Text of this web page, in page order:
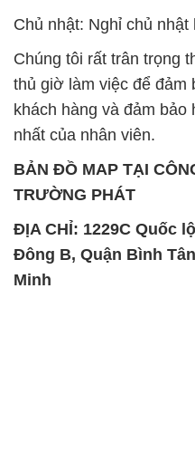
Chủ nhật: Nghỉ chủ nhật
Chúng tôi rất trân trọng
thủ giờ làm việc để đảm
khách hàng và đảm bảo
nhất của nhân viên.
BẢN ĐỒ MAP TẠI
TRƯỜNG PHÁT
ĐỊA CHỈ: 1229C Quốc
Đông B, Quận Bình
Minh